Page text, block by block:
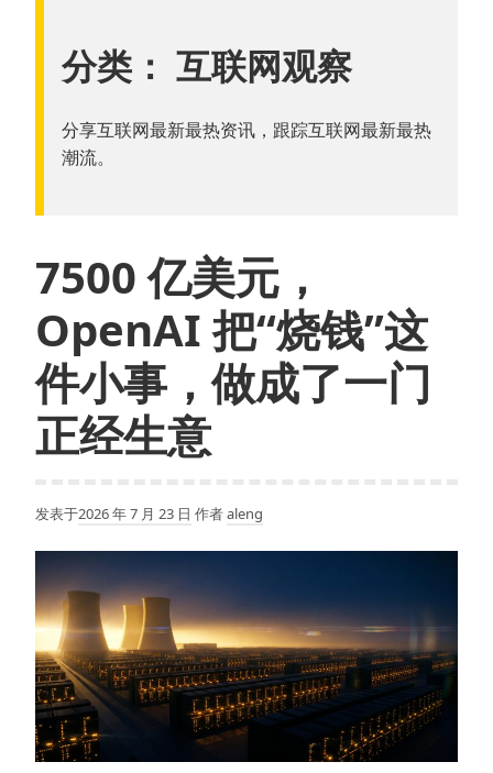
分类： 互联网观察
分享互联网最新最热资讯，跟踪互联网最新最热
潮流。
7500 亿美元，
OpenAI 把“烧钱”这
件小事，做成了一门
正经生意
发表于2026 年 7 月 23 日 作者aleng